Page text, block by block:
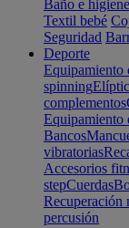
Baño e higiene
Textil bebé
Seguridad
Deporte
Equipamiento
spinning
complementos
Equipamiento
Bancos
vibratorias
Accesorios
stepCuerdas
Recuperación
percusión